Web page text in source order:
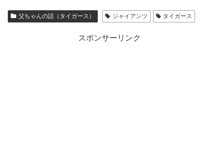
父ちゃんの話（タイガース） ジャイアンツ タイガース
スポンサーリンク